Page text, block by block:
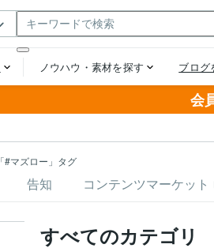
会
「#マズロー」タグ
告知 コンテンツマーケット
すべてのカテゴリ